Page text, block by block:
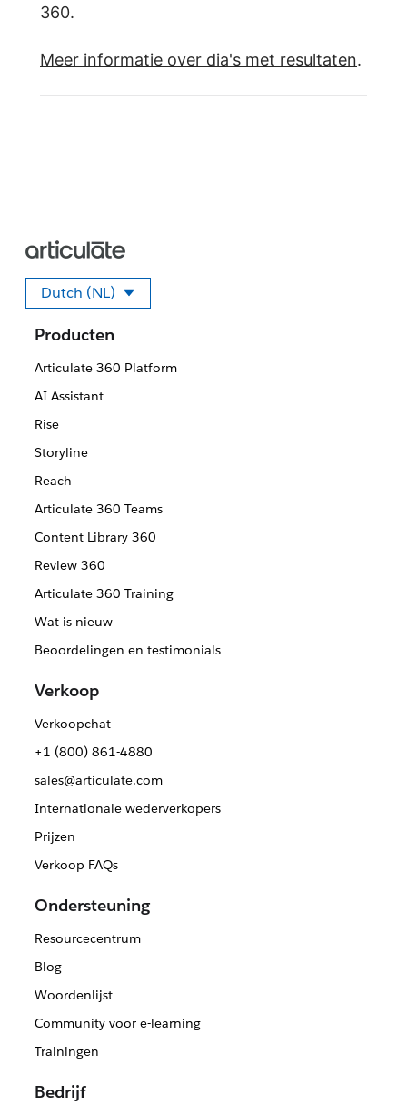
360.
Meer informatie over dia's met resultaten.
Dutch (NL)
Selecteer uw taal.
Producten
Articulate 360 Platform
AI Assistant
Rise
Storyline
Reach
Articulate 360 Teams
Content Library 360
Review 360
Articulate 360 Training
Wat is nieuw
Beoordelingen en testimonials
Verkoop
Verkoopchat
+1 (800) 861-4880
sales@articulate.com
Internationale wederverkopers
Prijzen
Verkoop FAQs
Ondersteuning
Resourcecentrum
Blog
Woordenlijst
Community voor e-learning
Trainingen
Bedrijf